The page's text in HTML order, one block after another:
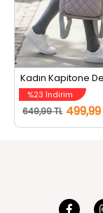
%23 İndirim
649,99 TL 499,99